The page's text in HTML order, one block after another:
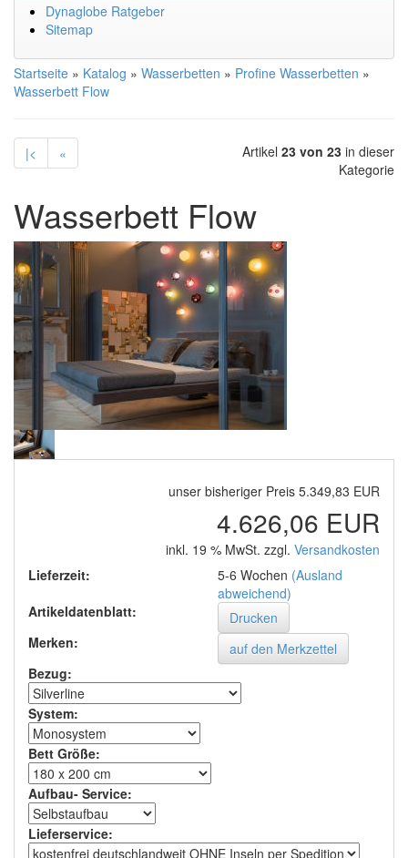
Dynaglobe Ratgeber
Sitemap
Startseite » Katalog » Wasserbetten » Profine Wasserbetten »
Wasserbett Flow
|< « Artikel 23 von 23 in dieser
Kategorie
Wasserbett Flow
unser bisheriger Preis 5.349,83 EUR
4.626,06 EUR
inkl. 19 % MwSt. zzgl. Versandkosten
Lieferzeit:
5-6 Wochen (Ausland
abweichend)
Artikeldatenblatt:
Drucken
Merken:
Bezug:
System:
Bett Größe:
Aufbau- Service:
Lieferservice: